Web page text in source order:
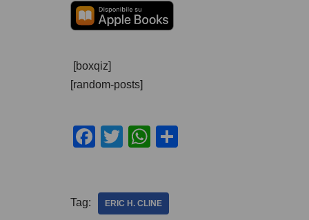
[boxqiz]
[random-posts]
F
e
T
er
W
s
Tag: ERIC H. CLINE